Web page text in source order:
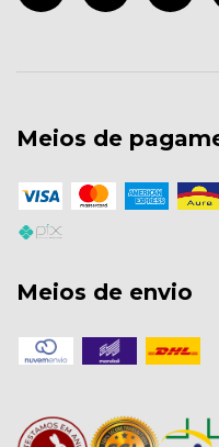
Meios de
Meios de envio